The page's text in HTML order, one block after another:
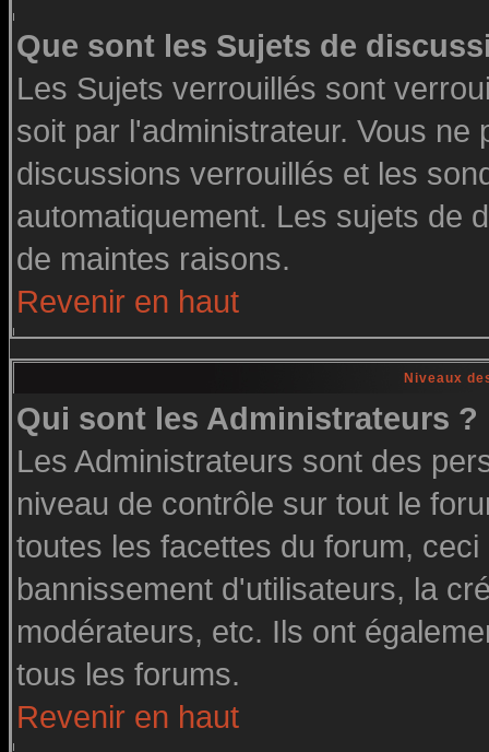
Que sont les Sujets de
Les Sujets verrouillés sont
soit par l'administrateur. Vous
discussions verrouillés et les
automatiquement. Les sujets de
de maintes raisons.
Revenir en haut
Niveaux
Qui sont les Administrateurs ?
Les Administrateurs sont des
niveau de contrôle sur tout le
toutes les facettes du forum,
bannissement d'utilisateurs, la
modérateurs, etc. Ils ont
tous les forums.
Revenir en haut